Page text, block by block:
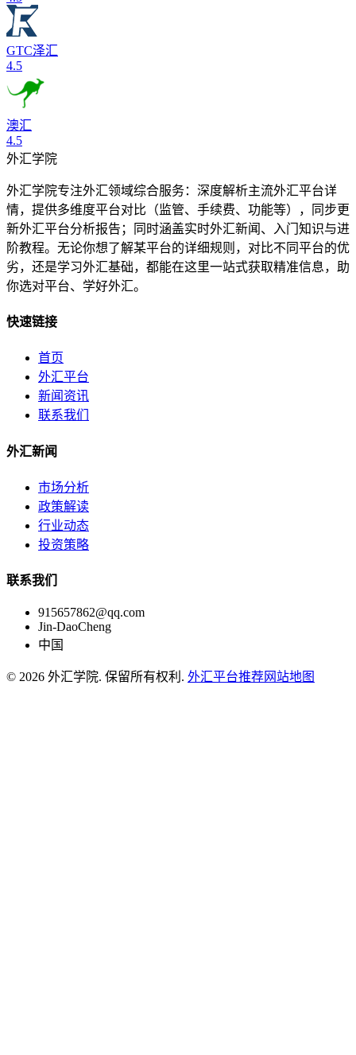
GTC泽汇
4.5
澳汇
4.5
外汇学院
外汇学院专注外汇领域综合服务：深度解析主流外汇平台详
情，提供多维度平台对比（监管、手续费、功能等），同步更
新外汇平台分析报告；同时涵盖实时外汇新闻、入门知识与进
阶教程。无论你想了解某平台的详细规则，对比不同平台的优
劣，还是学习外汇基础，都能在这里一站式获取精准信息，助
你选对平台、学好外汇。
快速链接
首页
外汇平台
新闻资讯
联系我们
外汇新闻
市场分析
政策解读
行业动态
投资策略
联系我们
915657862@qq.com
Jin-DaoCheng
中国
© 2026 外汇学院. 保留所有权利. 外汇平台推荐网站地图